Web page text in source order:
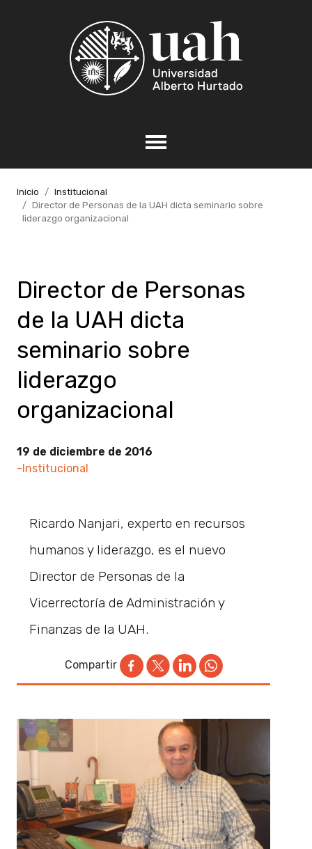
Inicio
Institucional
Director de Personas de la UAH dicta seminario sobre
liderazgo organizacional
Director de Personas
de la UAH dicta
seminario sobre
liderazgo
organizacional
19 de diciembre de 2016
-Institucional
Ricardo Nanjari, experto en recursos
humanos y liderazgo, es el nuevo
Director de Personas de la
Vicerrectoría de Administración y
Finanzas de la UAH.
Compartir